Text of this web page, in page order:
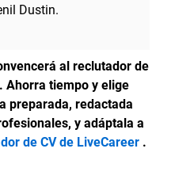
Dustin.
al reclutador de
Ahorra tiempo y elige
preparada, redactada
y adáptala a
de CV de LiveCareer .